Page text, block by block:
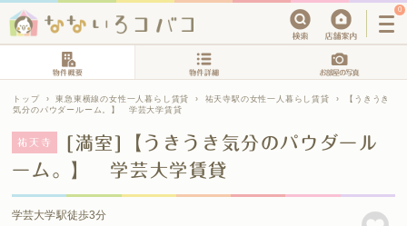
0
トップ › 東急東横線の女性一人暮らし賃貸 › 祐天寺駅の女性一人暮らし賃貸 ›
【うきうき
気分のパウダールーム。】 学芸大学賃貸
祐天寺
[満室]【うきうき気分のパウダール
ーム。】 学芸大学賃貸
学芸大学駅徒歩3分